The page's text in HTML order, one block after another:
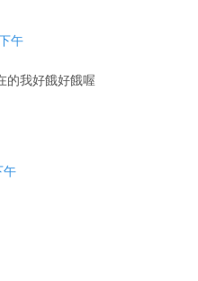
午
的我好餓好餓喔
午